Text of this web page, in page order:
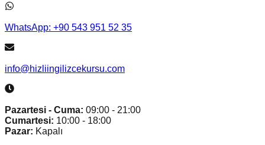
WhatsApp: +90 543 951 52 35
info@hizliingilizcekursu.com
Pazartesi - Cuma: 09:00 - 21:00
Cumartesi: 10:00 - 18:00
Pazar: Kapalı